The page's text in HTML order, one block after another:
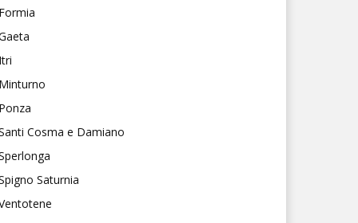
Cosma e Damiano
Saturnia